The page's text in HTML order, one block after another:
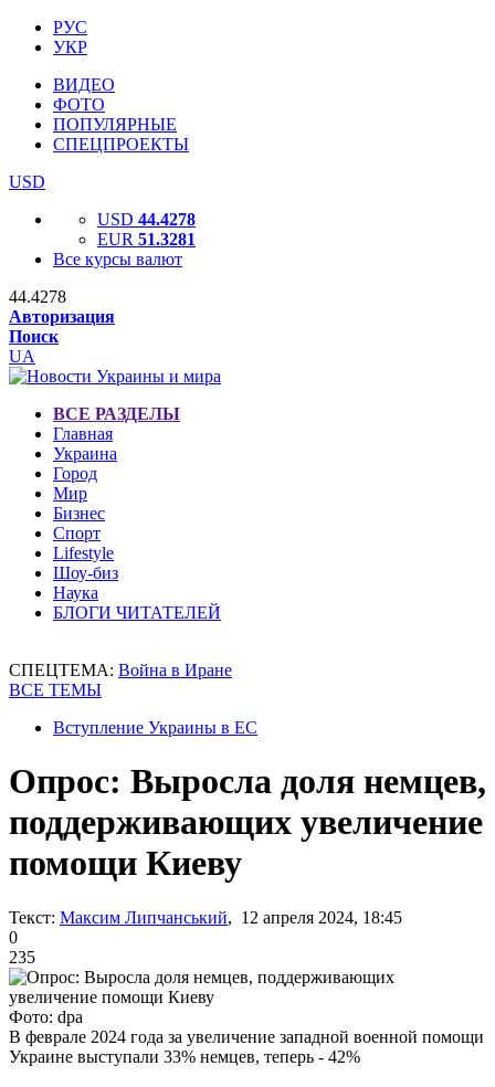
РУС
УКР
ВИДЕО
ФОТО
ПОПУЛЯРНЫЕ
СПЕЦПРОЕКТЫ
USD
USD 44.4278
EUR 51.3281
Все курсы валют
44.4278
Авторизация
Поиск
UA
ВСЕ РАЗДЕЛЫ
Главная
Украина
Город
Мир
Бизнес
Спорт
Lifestyle
Шоу-биз
Наука
БЛОГИ ЧИТАТЕЛЕЙ
СПЕЦТЕМА: Война в Иране
ВСЕ ТЕМЫ
Вступление Украины в ЕС
Опрос: Выросла доля немцев,
поддерживающих увеличение
помощи Киеву
Текст: Максим Липчанський, 12 апреля 2024, 18:45
0
235
Фото: dpa
В феврале 2024 года за увеличение западной военной помощи
Украине выступали 33% немцев, теперь - 42%